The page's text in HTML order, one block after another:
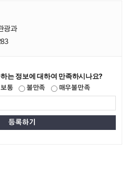
광과
는 정보에 대하여 만족하시나요?
보통 불만족 매우불만족